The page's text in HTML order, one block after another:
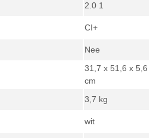
2.0 1
CI+
Nee
31,7 x 51,6 x 5,6
cm
3,7 kg
wit